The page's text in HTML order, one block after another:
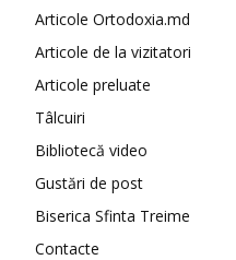
Articole Ortodoxia.md
Articole de la vizitatori
Articole preluate
Tâlcuiri
Bibliotecă video
Gustări de post
Biserica Sfinta Treime
Contacte